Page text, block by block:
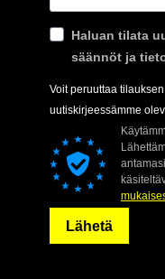
Haluan tilata
säännöt ja
Voit peruuttaa
uutiskirjeessämme
Lähetä